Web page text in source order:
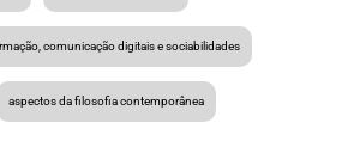
comunicação digitais e sociabilidades
aspectos da filosofia contemporânea